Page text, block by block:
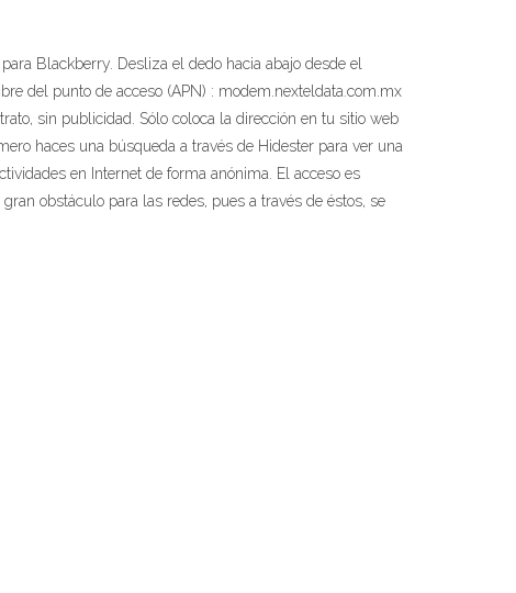
Blackberry. Desliza el dedo hacia abajo desde el
del punto de acceso (APN) : modem.nexteldata.com.mx
sin publicidad. Sólo coloca la dirección en tu sitio web
haces una búsqueda a través de Hidester para ver una
en Internet de forma anónima. El acceso es
obstáculo para las redes, pues a través de éstos, se